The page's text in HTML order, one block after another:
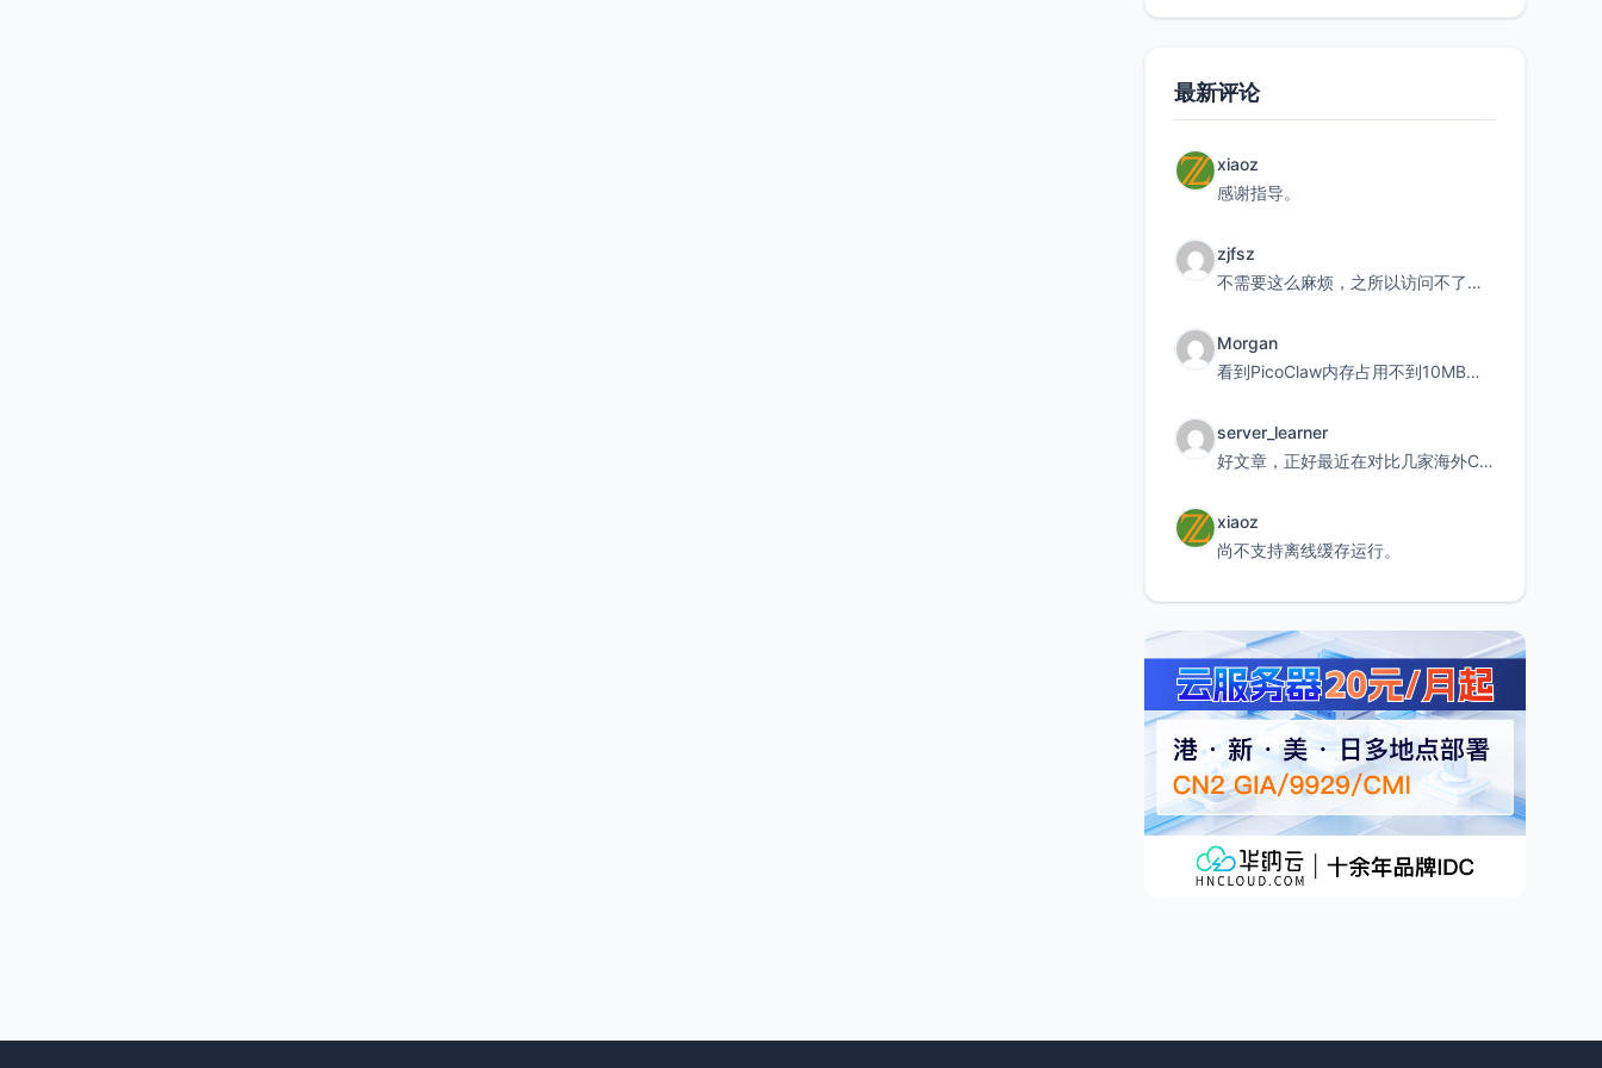
最新评论
xiaoz
感谢指导。
zjfsz
不需要这么麻烦，之所以访问不了，是由于非对称路由的问题，在爱快主路由添加一条静态路由192.168.
Morgan
看到PicoClaw内存占用不到10MB这个数据真的很惊喜，确实很适合我这种想用旧设备折腾AI的小白
server_learner
好文章，正好最近在对比几家海外CDN。文中提到CF免费版不支持自定义回源端口和HOST这个痛点太真实
xiaoz
尚不支持离线缓存运行。